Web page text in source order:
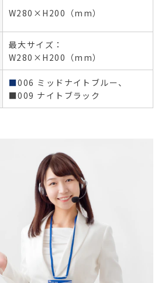
W280×H200（mm）
最大サイズ：
W280×H200（mm）
■006 ミッドナイトブルー、
■009 ナイトブラック